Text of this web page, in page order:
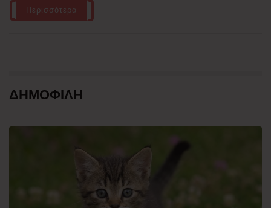
Περισσότερα
ΔΗΜΟΦΙΛΗ